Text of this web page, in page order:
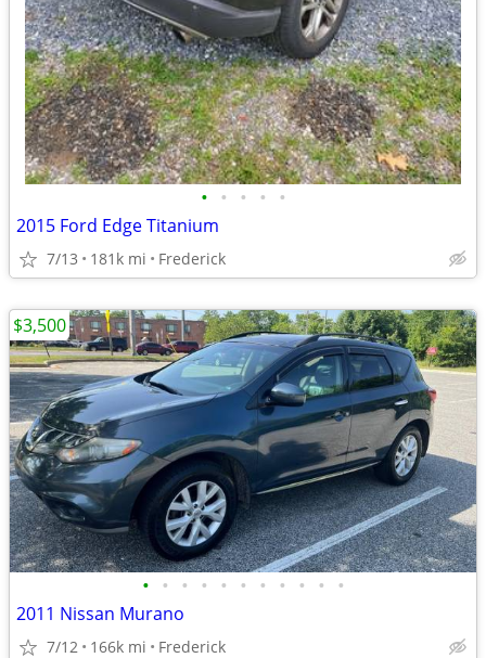
• • • • •
2015 Ford Edge Titanium
7/13 181k mi Frederick
• • • • • • • • • • •
2011 Nissan Murano
7/12 166k mi Frederick
$3,500